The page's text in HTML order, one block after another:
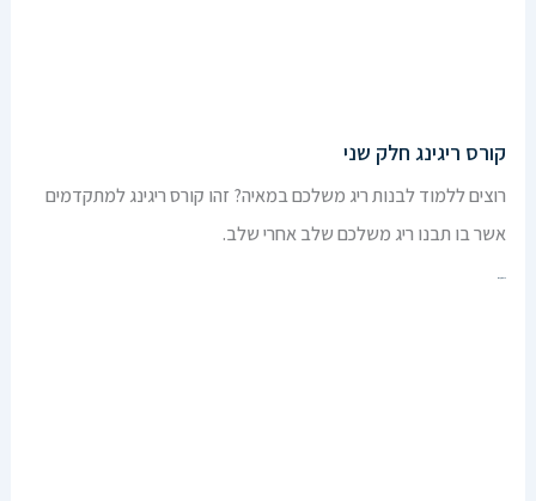
קורס ריגינג חלק שני
רוצים ללמוד לבנות ריג משלכם במאיה? זהו קורס ריגינג למתקדמים
אשר בו תבנו ריג משלכם שלב אחרי שלב.
הרשמו עכשיו